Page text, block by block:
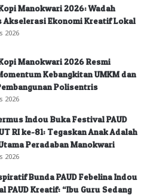
Manokwari 2026: Wadah
Akselerasi Ekonomi Kreatif Lokal
2026
Manokwari 2026 Resmi
Kebangkitan UMKM dan
Polisentris
2026
Indou Buka Festival PAUD
RI ke-81: Tegaskan Anak Adalah
Peradaban Manokwari
2026
Bunda PAUD Febelina Indou
PAUD Kreatif: “Ibu Guru Sedang